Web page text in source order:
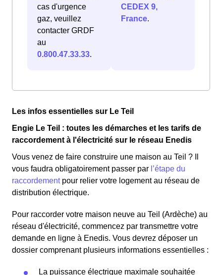
cas d'urgence
gaz, veuillez
contacter GRDF
au
0.800.47.33.33.
CEDEX 9,
France.
Les infos essentielles sur Le Teil
Engie Le Teil : toutes les démarches et les tarifs de
raccordement à l'électricité sur le réseau Enedis
Vous venez de faire construire une maison au Teil ? Il
vous faudra obligatoirement passer par l’étape du
raccordementpour relier votre logement au réseau de
distribution électrique.
Pour raccorder votre maison neuve au Teil (Ardèche) au
réseau d'électricité, commencez par transmettre votre
demande en ligne à Enedis. Vous devrez déposer un
dossier comprenant plusieurs informations essentielles :
La puissance électrique maximale souhaitée